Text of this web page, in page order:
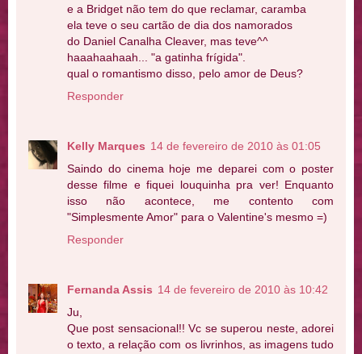
e a Bridget não tem do que reclamar, caramba
ela teve o seu cartão de dia dos namorados
do Daniel Canalha Cleaver, mas teve^^
haaahaahaah... "a gatinha frígida".
qual o romantismo disso, pelo amor de Deus?
Responder
Kelly Marques 14 de fevereiro de 2010 às 01:05
Saindo do cinema hoje me deparei com o poster
desse filme e fiquei louquinha pra ver! Enquanto
isso não acontece, me contento com
"Simplesmente Amor" para o Valentine's mesmo =)
Responder
Fernanda Assis 14 de fevereiro de 2010 às 10:42
Ju,
Que post sensacional!! Vc se superou neste, adorei
o texto, a relação com os livrinhos, as imagens tudo